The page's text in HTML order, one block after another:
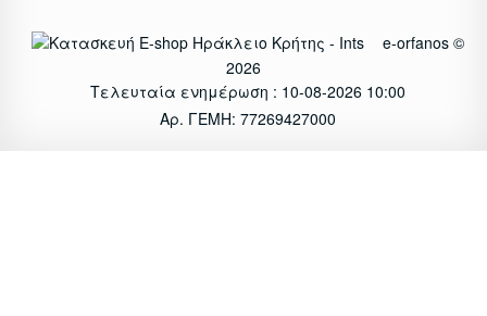
e-orfanos ©
2026
Τελευταία ενημέρωση : 10-08-2026 10:00
Αρ. ΓΕΜΗ: 77269427000